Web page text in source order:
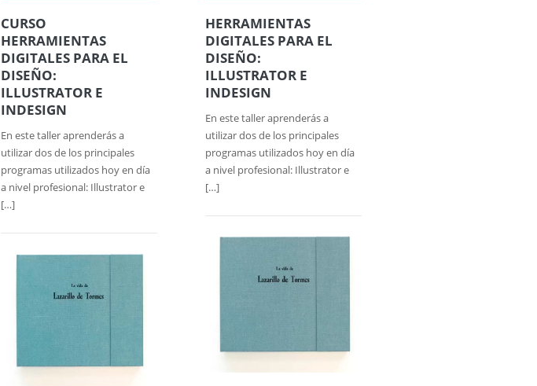
CURSO
HERRAMIENTAS
DIGITALES PARA EL
DISEÑO:
ILLUSTRATOR E
INDESIGN
En este taller aprenderás a
utilizar dos de los principales
programas utilizados hoy en día
a nivel profesional: Illustrator e
[…]
HERRAMIENTAS
DIGITALES PARA EL
DISEÑO:
ILLUSTRATOR E
INDESIGN
En este taller aprenderás a
utilizar dos de los principales
programas utilizados hoy en día
a nivel profesional: Illustrator e
[…]